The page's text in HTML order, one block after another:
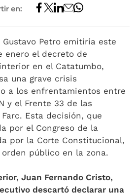
en:
Petro emitiría este
enero el decreto de
en el Catatumbo,
una grave crisis
a los enfrentamientos entre
y el Frente 33 de las
Esta decisión, que
por el Congreso de la
por la Corte Constitucional,
público en la zona.
Juan Fernando Cristo,
descartó declarar una